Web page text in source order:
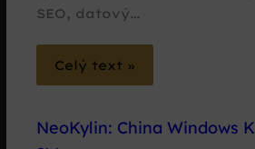
SEO, datový…
Celý text »
NeoKylin: China Windows